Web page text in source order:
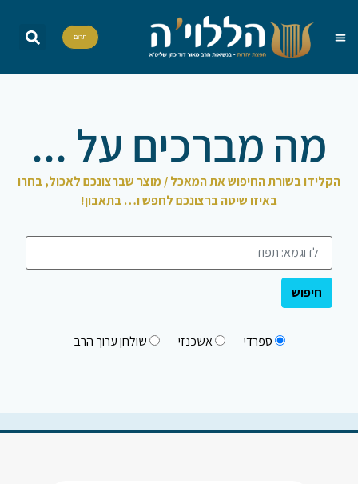
תרום
מה מברכים על ...
הקלידו בשורת החיפוש את המאכל / מוצר שברצונכם לאכול, בחרו
באיזו שיטה ברצונכם לחפש ו… בתאבון!
ספרדי אשכנזי שולחן ערוך הרב